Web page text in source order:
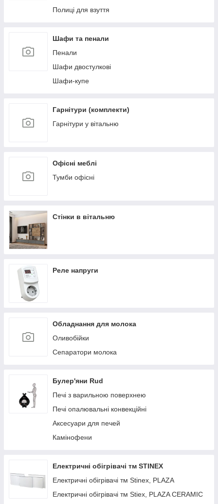
Полиці для взуття
Шафи та пенали
Пенали
Шафи двостулкові
Шафи-купе
Гарнітури (комплекти)
Гарнітури у вітальню
Офісні меблі
Тумби офісні
Стінки в вітальню
Реле напруги
Обладнання для молока
Оливобійки
Сепаратори молока
Булер'яни Rud
Печі з варильною поверхнею
Печі опалювальні конвекційні
Аксесуари для печей
Камінофени
Електричні обігрівачі тм STINEX
Електричні обігрівачі тм Stinex, PLAZA
Електричні обігрівачі тм Stiex, PLAZA CERAMIC